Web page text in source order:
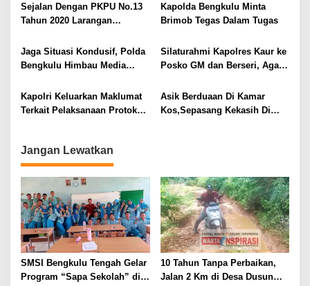
o
Sumsel
Sejalan Dengan PKPU No.13
Tahun 2020 Larangan
Bengkulu Tidak Terbitkan Izin
Keramaian
Kapolda Bengkulu Minta
Brimob Tegas Dalam Tugas
Jaga Situasi Kondusif, Polda
Bengkulu Himbau Media
Silaturahmi Kapolres Kaur ke
Posko GM dan Berseri, Agar
Pilkada
Kapolri Keluarkan Maklumat
Terkait Pelaksanaan Protokol
Asik Berduaan Di Kamar
Kos,Sepasang Kekasih Di
Jangan Lewatkan
SMSI Bengkulu Tengah Gelar
Program “Sapa Sekolah” di
10 Tahun Tanpa Perbaikan,
Jalan 2 Km di Desa Dusun